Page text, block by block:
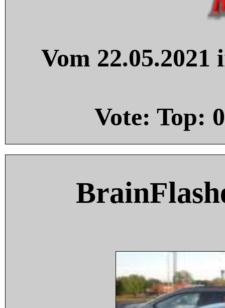
Vom
Vote: Top: 0